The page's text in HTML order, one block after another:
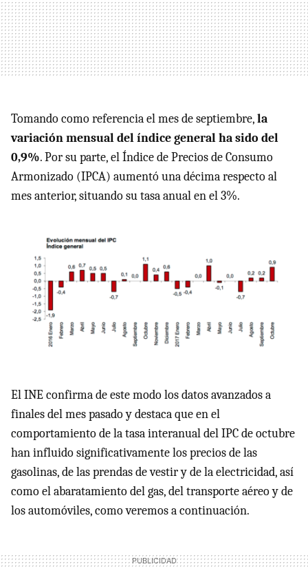
Tomando como referencia el mes de septiembre,la
variación mensual del índice general ha sido del
0,9%. Por su parte, el Índice de Precios de Consumo
Armonizado (IPCA) aumentó una décima respecto al
mes anterior, situando su tasa anual en el 3%.
El INE confirma de este modo los datos avanzados a
finales del mes pasado y destaca que en el
comportamiento de la tasa interanual del IPC de octubre
han influido significativamente los precios de las
gasolinas, de las prendas de vestir y de la electricidad, así
como el abaratamiento del gas, del transporte aéreo y de
los automóviles, como veremos a continuación.